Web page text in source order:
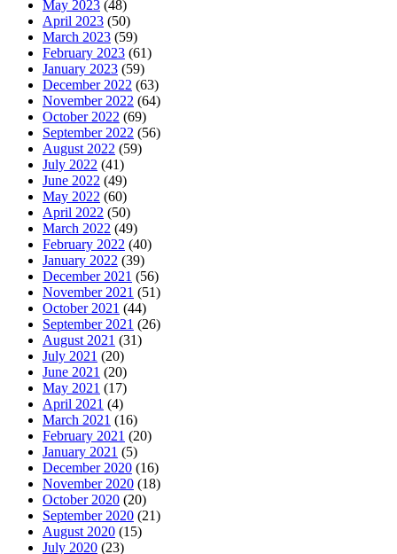
May 2023 (48)
April 2023 (50)
March 2023 (59)
February 2023 (61)
January 2023 (59)
December 2022 (63)
November 2022 (64)
October 2022 (69)
September 2022 (56)
August 2022 (59)
July 2022 (41)
June 2022 (49)
May 2022 (60)
April 2022 (50)
March 2022 (49)
February 2022 (40)
January 2022 (39)
December 2021 (56)
November 2021 (51)
October 2021 (44)
September 2021 (26)
August 2021 (31)
July 2021 (20)
June 2021 (20)
May 2021 (17)
April 2021 (4)
March 2021 (16)
February 2021 (20)
January 2021 (5)
December 2020 (16)
November 2020 (18)
October 2020 (20)
September 2020 (21)
August 2020 (15)
July 2020 (23)